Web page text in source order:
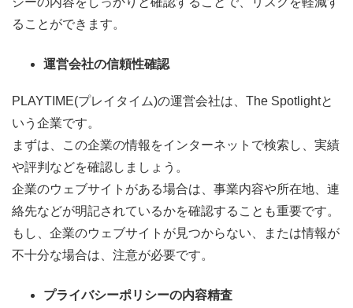
ることができます。
運営会社の信頼性確認
PLAYTIME(プレイタイム)の運営会社は、The Spotlightと
いう企業です。
まずは、この企業の情報をインターネットで検索し、実績
や評判などを確認しましょう。
企業のウェブサイトがある場合は、事業内容や所在地、連
絡先などが明記されているかを確認することも重要です。
もし、企業のウェブサイトが見つからない、または情報が
不十分な場合は、注意が必要です。
プライバシーポリシーの内容精査